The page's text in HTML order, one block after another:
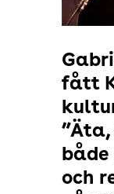
fått
”Äta,
och